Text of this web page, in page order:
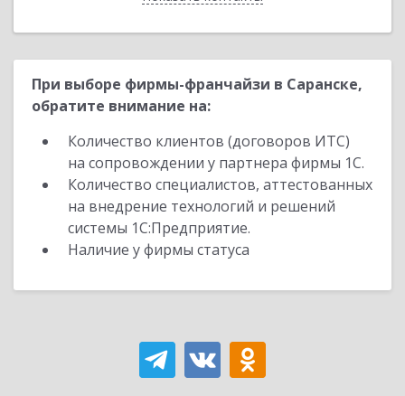
При выборе фирмы-франчайзи в Саранске,
обратите внимание на:
Количество клиентов (договоров ИТС)
на сопровождении у партнера фирмы 1С.
Количество специалистов, аттестованных
на внедрение технологий и решений
системы 1С:Предприятие.
Наличие у фирмы статуса